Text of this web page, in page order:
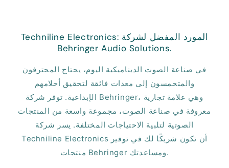
Techniline Electronics: المورد المفضل لشركة
Behringer Audio Solutions.
في صناعة الصوت الديناميكية اليوم، يحتاج المحترفون
والمتحمسون إلى معدات فائقة لتحقيق أحلامهم
الإبداعية. توفر شركة Behringer، وهي علامة تجارية
معروفة في صناعة الصوت، مجموعة واسعة من المنتجات
الصوتية لتلبية الاحتياجات المختلفة. يسر شركة
Techniline Electronics أن تكون شريكًا لك في توفير
منتجات Behringer ومساعدتك.